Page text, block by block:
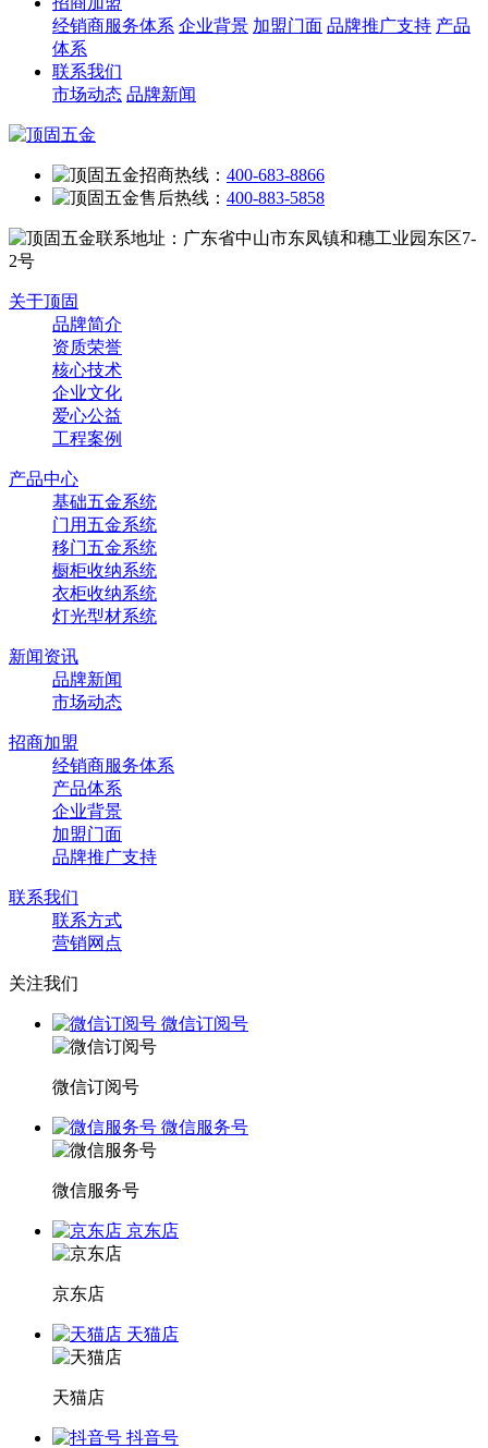
经销商服务体系 企业背景 加盟门面 品牌推广支持 产品
体系
联系我们
市场动态 品牌新闻
招商热线： 400-683-8866
售后热线： 400-883-5858
联系地址：广东省中山市东凤镇和穗工业园东区7-
2号
关于顶固
品牌简介
资质荣誉
核心技术
企业文化
爱心公益
工程案例
产品中心
基础五金系统
门用五金系统
移门五金系统
橱柜收纳系统
衣柜收纳系统
灯光型材系统
新闻资讯
品牌新闻
市场动态
招商加盟
经销商服务体系
产品体系
企业背景
加盟门面
品牌推广支持
联系我们
联系方式
营销网点
关注我们
微信订阅号
微信订阅号
微信服务号
微信服务号
京东店
京东店
天猫店
天猫店
抖音号